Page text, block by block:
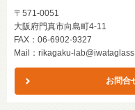
〒571-0051
大阪府門真市向島町4-11
FAX：06-6902-9327
Mail： rikagaku-
お問合